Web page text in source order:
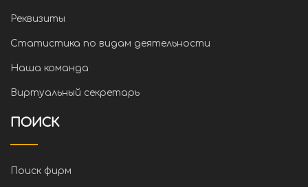
Реквизиты
Статистика по видам деятельности
Наша команда
Виртуальный секретарь
ПОИСК
Поиск фирм